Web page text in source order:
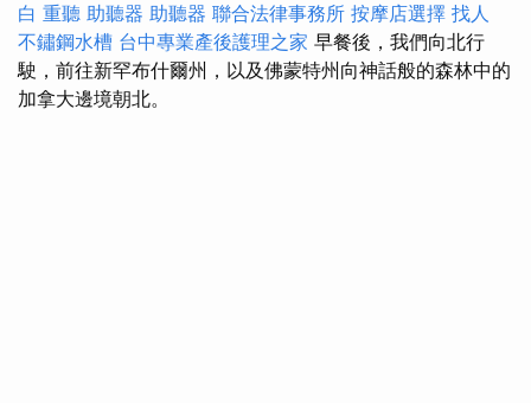
白 重聽 助聽器 助聽器 聯合法律事務所 按摩店選擇 找人
不鏽鋼水槽 台中專業產後護理之家 早餐後，我們向北行
駛，前往新罕布什爾州，以及佛蒙特州向神話般的森林中的
加拿大邊境朝北。